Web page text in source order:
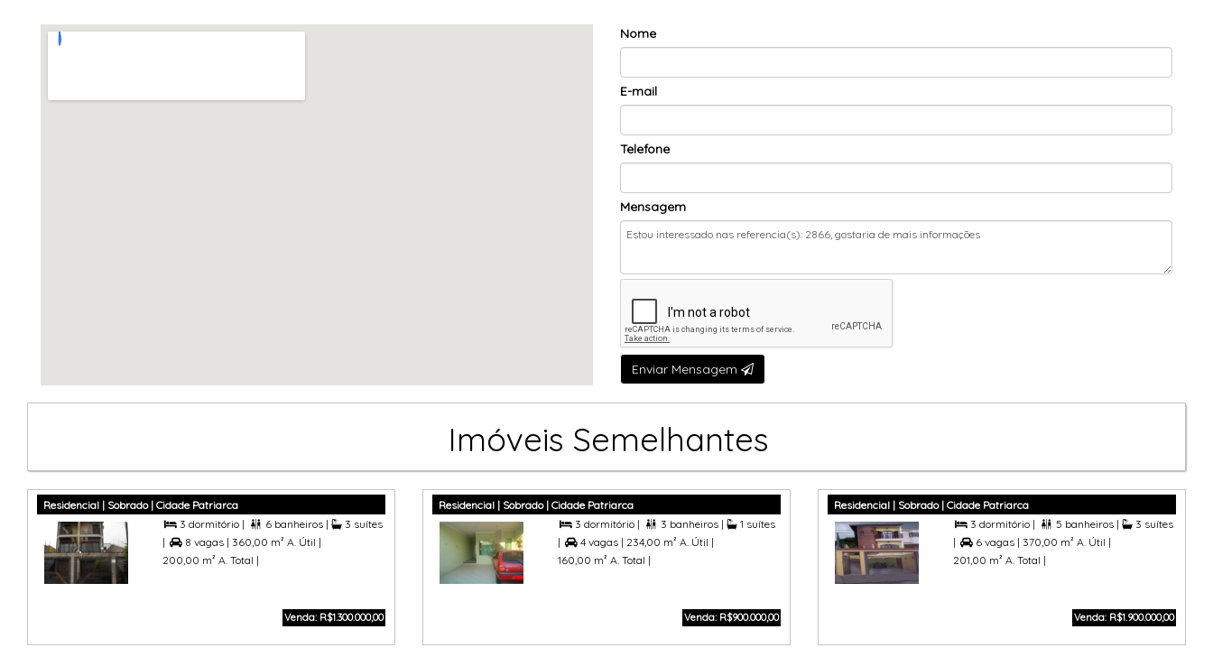
Nome
E-mail
Telefone
Mensagem
Enviar Mensagem
Imóveis Semelhantes
Residencial | Sobrado | Cidade Patriarca
 3 dormitório |  6 banheiros |
3 suítes
|  8 vagas | 360,00 m² A. Útil |
200,00 m² A. Total |
Venda: R$1.300.000,00
Residencial | Sobrado | Cidade Patriarca
 3 dormitório |  3 banheiros |
1 suítes
|  4 vagas | 234,00 m² A. Útil |
160,00 m² A. Total |
Venda: R$900.000,00
Residencial | Sobrado | Cidade Patriarca
 3 dormitório |  5 banheiros |
3 suítes
|  6 vagas | 370,00 m² A. Útil |
201,00 m² A. Total |
Venda: R$1.900.000,00